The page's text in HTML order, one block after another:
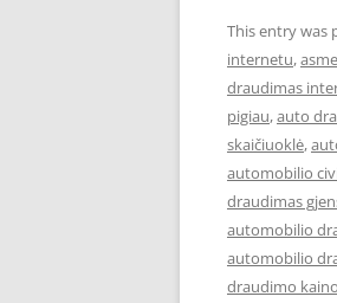
This entry was
internetu,
draudimas
pigiau,auto
skaičiuoklė,
automobilio
draudimas
automobilio
automobilio
draudimo